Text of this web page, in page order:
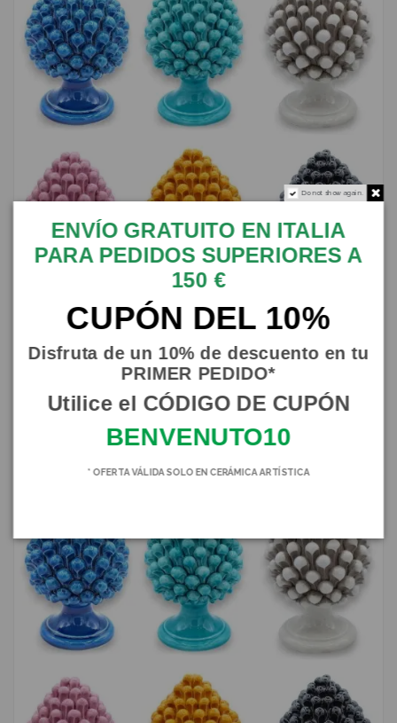
Piña siciliana cerámica de Caltagirone, h 15 cm (1 unidad)
Monocolor con varias...
SICILIA BEDDA CAPACI
25,89 €
Do not show again.
ENVÍO GRATUITO EN ITALIA
PARA PEDIDOS SUPERIORES A
150 €
CUPÓN DEL 10%
Disfruta de un 10% de descuento en tu
PRIMER PEDIDO*
Utilice el CÓDIGO DE CUPÓN
BENVENUTO10
* OFERTA VÁLIDA SOLO EN CERÁMICA ARTÍSTICA